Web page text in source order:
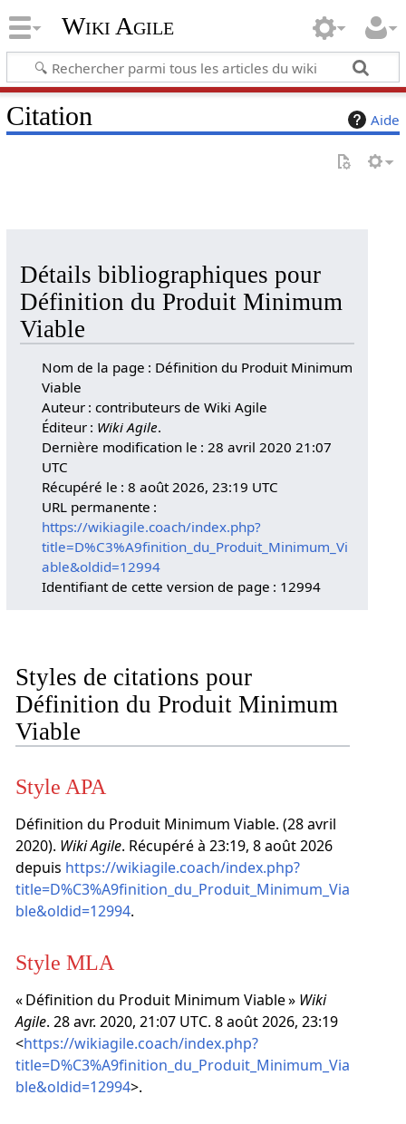
Wiki Agile
Aide
Citation
Détails bibliographiques pour
Définition du Produit Minimum
Viable
Nom de la page : Définition du Produit Minimum
Viable
Auteur : contributeurs de Wiki Agile
Éditeur : Wiki Agile.
Dernière modification le : 28 avril 2020 21:07
UTC
Récupéré le : 8 août 2026, 23:19 UTC
URL permanente :
https://wikiagile.coach/index.php?
title=D%C3%A9finition_du_Produit_Minimum_Vi
able&oldid=12994
Identifiant de cette version de page : 12994
Styles de citations pour
Définition du Produit Minimum
Viable
Style APA
Définition du Produit Minimum Viable. (28 avril
2020). Wiki Agile. Récupéré à 23:19, 8 août 2026
depuis https://wikiagile.coach/index.php?
title=D%C3%A9finition_du_Produit_Minimum_Via
ble&oldid=12994.
Style MLA
« Définition du Produit Minimum Viable » Wiki
Agile. 28 avr. 2020, 21:07 UTC. 8 août 2026, 23:19
<https://wikiagile.coach/index.php?
title=D%C3%A9finition_du_Produit_Minimum_Via
ble&oldid=12994>.